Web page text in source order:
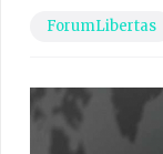
ForumLibertas